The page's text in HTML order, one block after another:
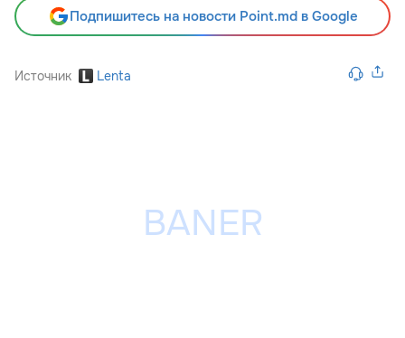
Подпишитесь на новости Point.md в Google
Источник Lenta